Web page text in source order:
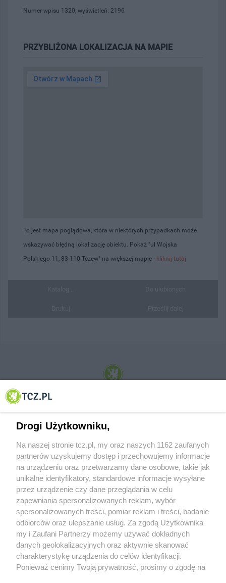
Numer wpisu 1320, wyświetleń: 2196
PRZYBLIŻONA LOKALIZACJA NA MAPIE
To jest mapa poglądowa, która w niektórych przypadkach może
wskazywać błędną lokalizację obiektu. Pokaż "ul Wojska
Polskiego 11, 83-110 Tczew" na większej mapie - kliknij tutaj
© 2001-2026 Tczew - TCZ.PL Sp. z o.o. Internetowy Serwis Informacyjny Miasta
O FIRMIE POLITYKA PRYWATNOŚCI HOSTING
REKLAMA WSPÓŁPRACA RSS FACEBOOK KONTAKT
Nasze serwisy
Aktualności
Tcz24
Muzyka i kultura
Archiwum wydarzeń
Drogi Użytkowniku,
Na naszej stronie tcz.pl, my oraz naszych 1162 zaufanych
partnerów uzyskujemy dostęp i przechowujemy informacje
na urządzeniu oraz przetwarzamy dane osobowe, takie jak
unikalne identyfikatory, standardowe informacje wysyłane
przez urządzenie czy dane przeglądania w celu
zapewniania spersonalizowanych reklam, wybór
spersonalizowanych treści, pomiar reklam i treści, badanie
odbiorców oraz ulepszanie usług. Za zgodą Użytkownika
my i Zaufani Partnerzy możemy używać dokładnych
danych geolokalizacyjnych oraz aktywnie skanować
charakterystykę urządzenia do celów identyfikacji.
Ponieważ cenimy Twoją prywatność, prosimy o zgodę na